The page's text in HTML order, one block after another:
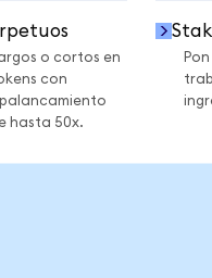
o cortos en
con
hasta 50x.